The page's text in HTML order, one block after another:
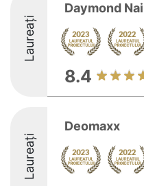
Laureați
Daymond
8.4
Laureați
Deomaxx